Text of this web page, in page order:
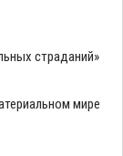
страданий»
мире